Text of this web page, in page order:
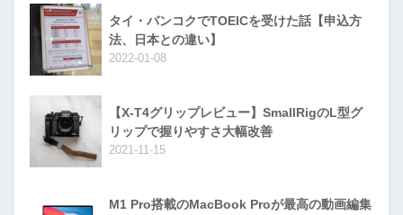
タイ・バンコクでTOEICを受けた話【申込方
法、日本との違い】
2022-01-08
【X-T4グリップレビュー】SmallRigのL型グ
リップで握りやすさ大幅改善
2021-11-15
M1 Pro搭載のMacBook Proが最高の動画編集